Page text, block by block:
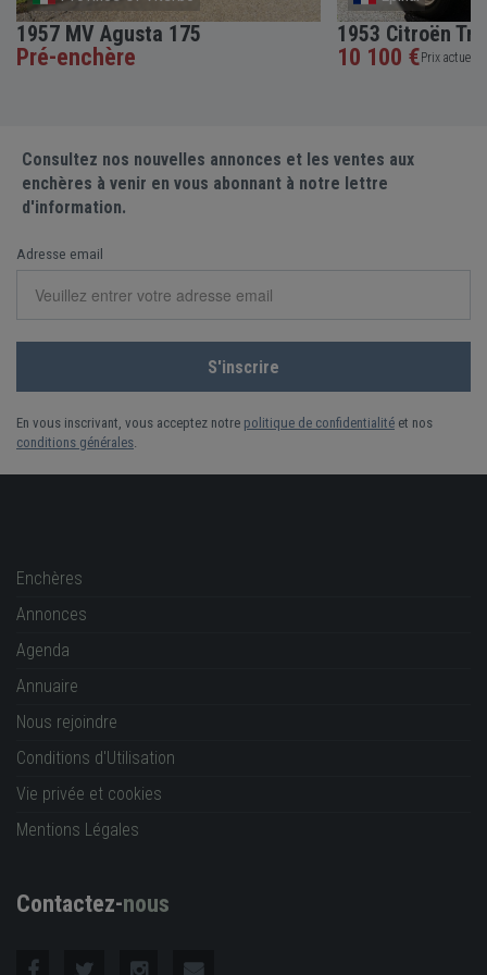
1957 MV Agusta 175
Pré-enchère
1953 Citroën
10 100 €Prix actuel •
Consultez nos nouvelles annonces et les ventes aux
enchères à venir en vous abonnant à notre lettre
d'information.
Adresse email
En vous inscrivant, vous acceptez notre politique de confidentialité et nos
conditions générales
Enchères
Annonces
Agenda
Annuaire
Nous rejoindre
Conditions d'Utilisation
Vie privée et cookies
Mentions Légales
Contactez-nous